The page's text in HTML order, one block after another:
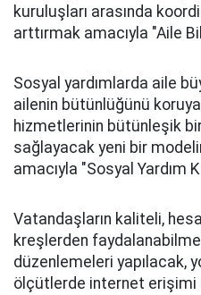
kuruluşları arasında
arttırmak amacıyla "Aile
Sosyal yardımlarda aile
ailenin bütünlüğünü
hizmetlerinin bütünleşik
sağlayacak yeni bir
amacıyla "Sosyal Yardım
Vatandaşların kaliteli,
kreşlerden
düzenlemeleri yapılacak,
ölçütlerde internet erişimi